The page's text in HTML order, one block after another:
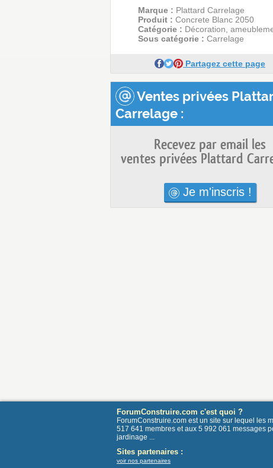
Marque : Plattard Carrelage
Produit : Concrete Blanc 2050
Catégorie : Décoration,
Sous catégorie : Carrelage
Partagez cette page
Ventes privées
Carrelage :
Recevez par email les
ventes privées Plattard
Je m'inscris !
ForumConstruire.com c'est quoi ?
ForumConstruire.com est un site sur lequel les
517 641 membres et aux 5 992 061 messages
jardinage ...
Sites partenaires :
voir nos partenaires